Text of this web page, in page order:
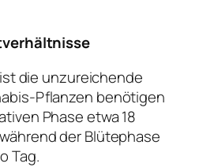
die unzureichende
Pflanzen benötigen
Phase etwa 18
der Blütephase
Tag.